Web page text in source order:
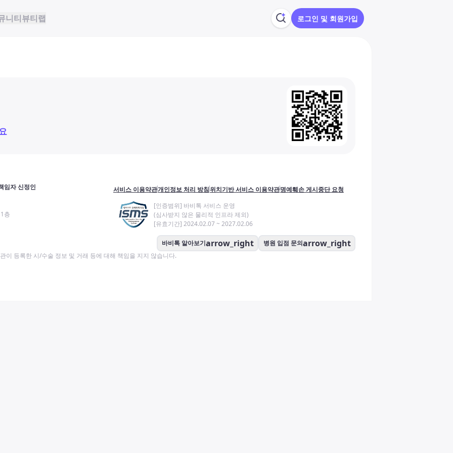
니티뷰티랩 로그인 및 회원가입
임자 신정인
층
서비스 이용약관개인정보 처리 방침위치기반 서비스 이용약관명예훼손 게시중단 요청
[인증범위] 바비톡 서비스 운영
(심사받지 않은 물리적 인프라 제외)
[유효기간] 2024.02.07 ~ 2027.02.06
바비톡 알아보기arrow_right 병원 입점 문의arrow_right
이 등록한 시/수술 정보 및 거래 등에 대해 책임을 지지 않습니다.